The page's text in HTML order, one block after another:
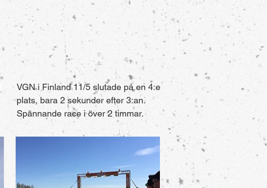
VGN i Finland 11/5 slutade på en 4:e
plats, bara 2 sekunder efter 3:an.
Spännande race i över 2 timmar.